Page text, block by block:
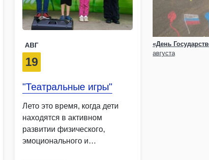
АВГ
19
"Театральные игры"
Лето это время, когда дети
находятся в активном
развитии физического,
эмоционального и
«День
августа